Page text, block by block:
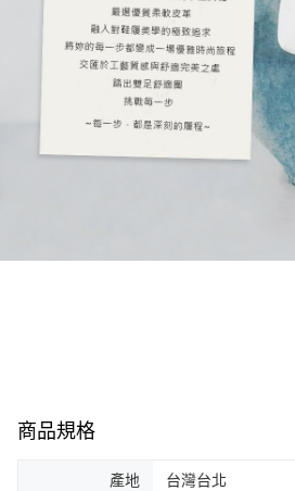
商品規格
產地 台灣台北